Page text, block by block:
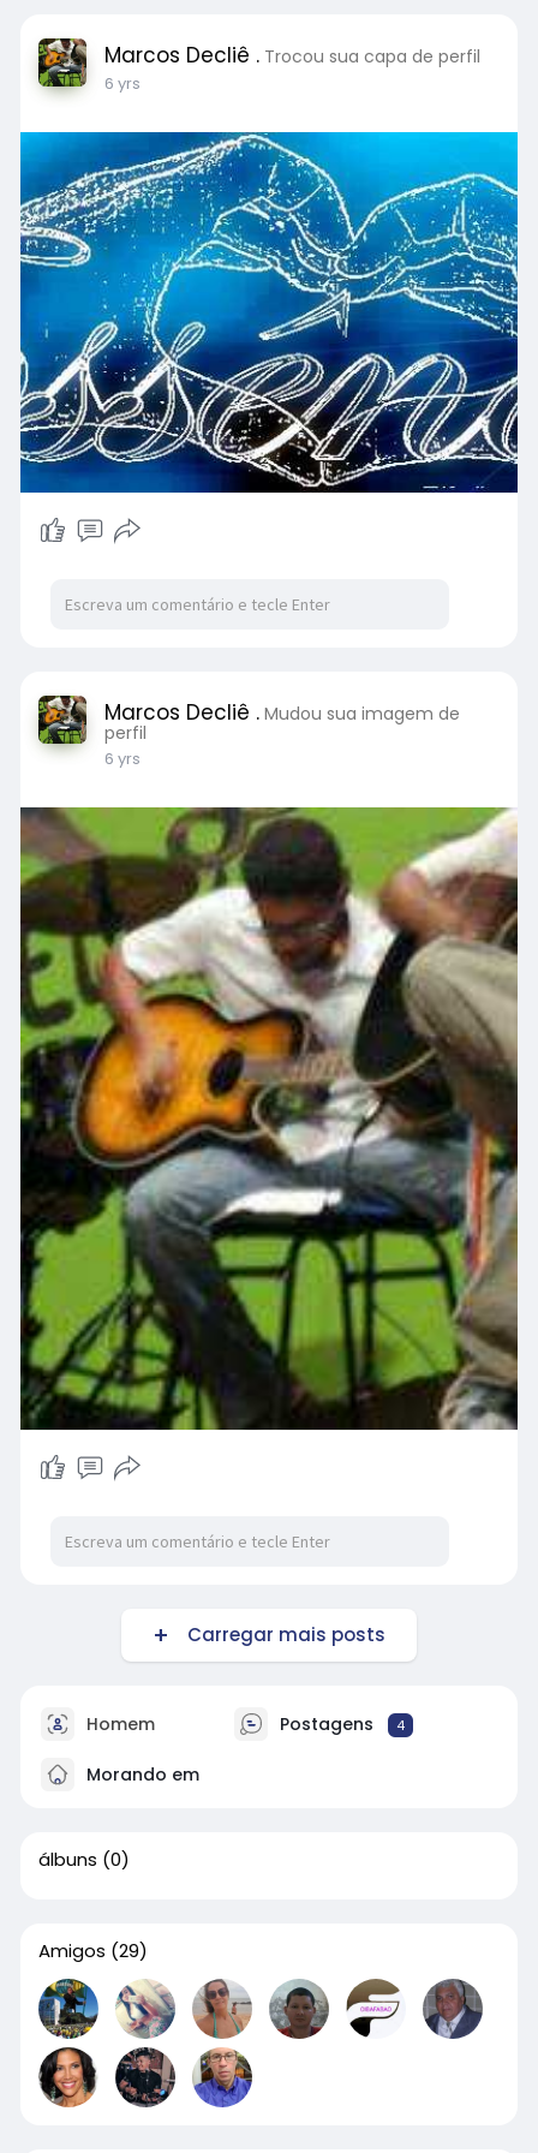
Marcos Decliê . Trocou sua capa de perfil
6 yrs
Marcos Decliê . Mudou sua imagem de
perfil
6 yrs
Carregar mais posts
Homem Postagens 4
Morando em
álbuns (0)
Amigos (29)